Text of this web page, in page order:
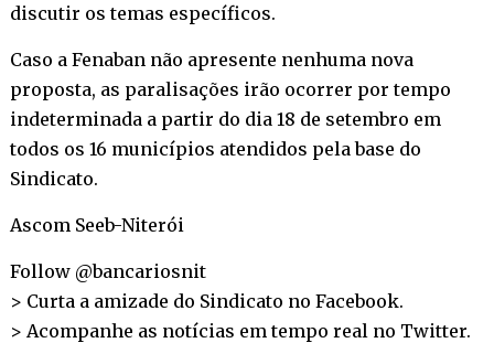
discutir os temas específicos.
Caso a Fenaban não apresente nenhuma nova
proposta, as paralisações irão ocorrer por tempo
indeterminada a partir do dia 18 de setembro em
todos os 16 municípios atendidos pela base do
Sindicato.
Ascom Seeb-Niterói
Follow @bancariosnit
> Curta a amizade do Sindicato no Facebook.
> Acompanhe as notícias em tempo real no Twitter.